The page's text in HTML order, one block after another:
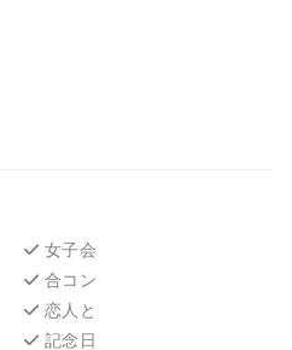
女子会
合コン
恋人と
記念日